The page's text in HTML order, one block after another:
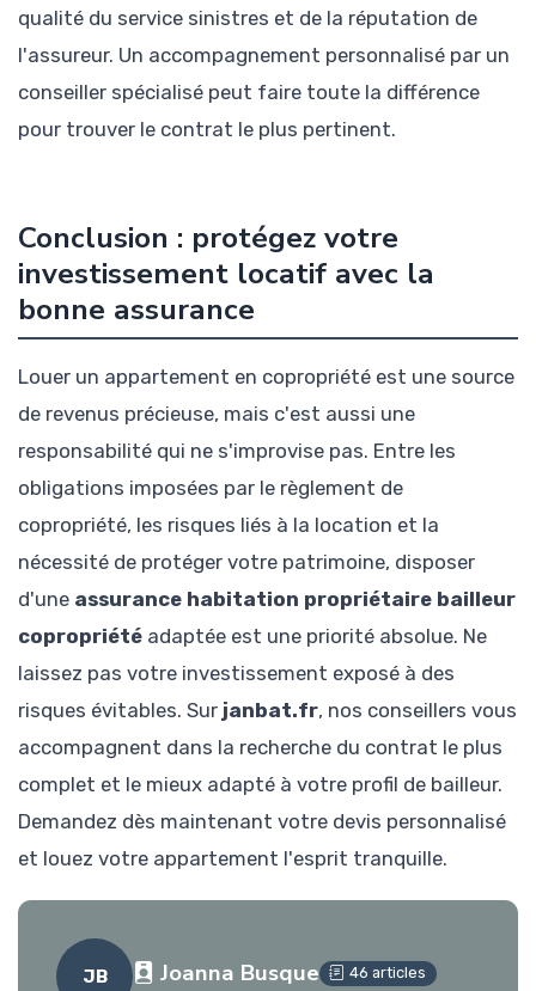
qualité du service sinistres et de la réputation de
l'assureur. Un accompagnement personnalisé par un
conseiller spécialisé peut faire toute la différence
pour trouver le contrat le plus pertinent.
Conclusion : protégez votre
investissement locatif avec la
bonne assurance
Louer un appartement en copropriété est une source
de revenus précieuse, mais c'est aussi une
responsabilité qui ne s'improvise pas. Entre les
obligations imposées par le règlement de
copropriété, les risques liés à la location et la
nécessité de protéger votre patrimoine, disposer
d'une assurance habitation propriétaire bailleur
copropriété adaptée est une priorité absolue. Ne
laissez pas votre investissement exposé à des
risques évitables. Sur janbat.fr, nos conseillers vous
accompagnent dans la recherche du contrat le plus
complet et le mieux adapté à votre profil de bailleur.
Demandez dès maintenant votre devis personnalisé
et louez votre appartement l'esprit tranquille.
JB Joanna Busque 46 articles